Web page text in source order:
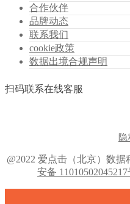
合作伙伴
品牌动态
联系我们
cookie政策
数据出境合规声明
扫码联系在线客服
@2022 爱点击（北京）数
安备 11010502045217